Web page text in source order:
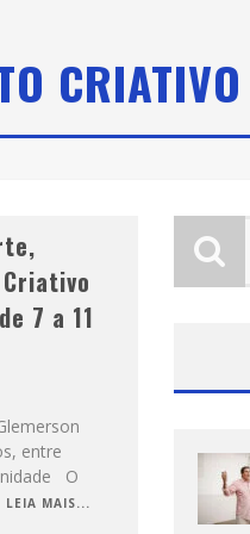
7 a 11
entre
O
LEIA MAIS...